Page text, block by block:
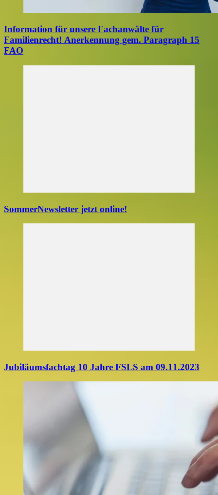
Information für unsere Fachanwälte für
Familienrecht! Anerkennung gem. Paragraph 15
FAO
SommerNewsletter jetzt online!
Jubiläumsfachtag 10 Jahre FSLS am 09.11.2023